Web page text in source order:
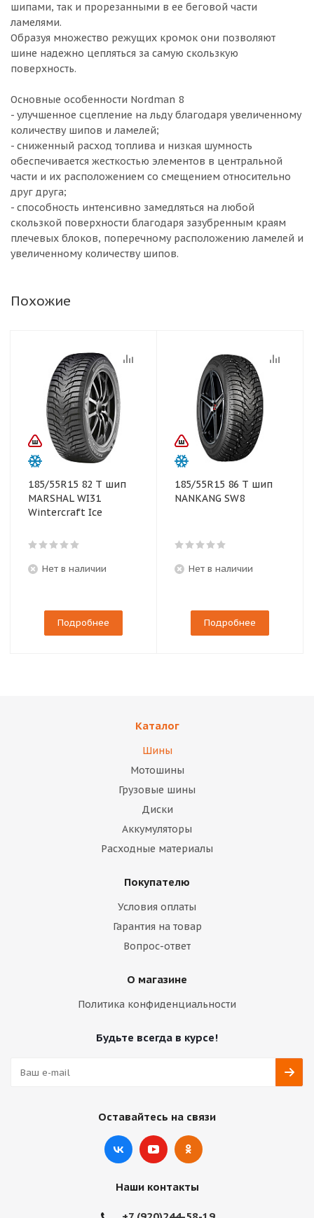
шипами, так и прорезанными в ее беговой части
ламелями.
Образуя множество режущих кромок они позволяют
шине надежно цепляться за самую скользкую
поверхность.
Основные особенности Nordman 8
- улучшенное сцепление на льду благодаря увеличенному
количеству шипов и ламелей;
- сниженный расход топлива и низкая шумность
обеспечивается жесткостью элементов в центральной
части и их расположением со смещением относительно
друг друга;
- способность интенсивно замедляться на любой
скользкой поверхности благодаря зазубренным краям
плечевых блоков, поперечному расположению ламелей и
увеличенному количеству шипов.
Похожие
185/55R15 82 T шип
MARSHAL WI31
Wintercraft Ice
Нет в наличии
Подробнее
185/55R15 86 T шип
NANKANG SW8
Нет в наличии
Подробнее
Каталог
Шины
Мотошины
Грузовые шины
Диски
Аккумуляторы
Расходные материалы
Покупателю
Условия оплаты
Гарантия на товар
Вопрос-ответ
О магазине
Политика конфиденциальности
Будьте всегда в курсе!
Оставайтесь на связи
Наши контакты